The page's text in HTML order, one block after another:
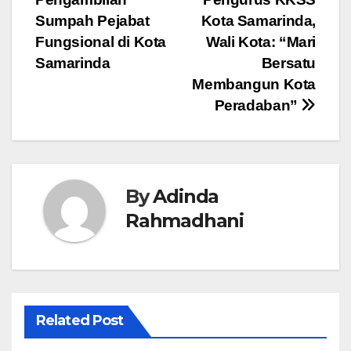
pos
Kota Samarinda,
Wali Kota: “Mari
Bersatu
Membangun Kota
Peradaban”
Sumpah Pejabat
Fungsional di Kota
Samarinda
ByAdinda
Rahmadhani
Related Post